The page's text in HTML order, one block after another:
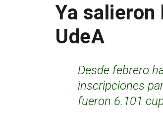
Ya
UdeA
Desde febrero
inscripciones
fueron 6.101